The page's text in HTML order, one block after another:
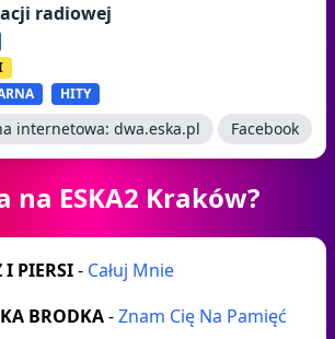
radiowej
HITY
internetowa: dwa.eska.pl Facebook
na ESKA2 Kraków?
I PIERSI- Całuj Mnie
BRODKA-Znam Cię Na Pamięć